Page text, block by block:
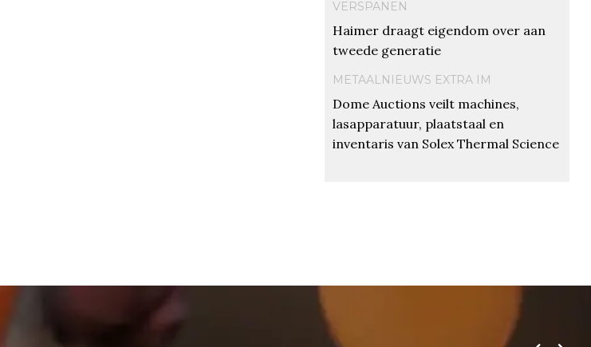
VERSPANEN
Haimer draagt eigendom over aan
tweede generatie
METAALNIEUWS EXTRA IM
Dome Auctions veilt machines,
lasapparatuur, plaatstaal en
inventaris van Solex Thermal Science